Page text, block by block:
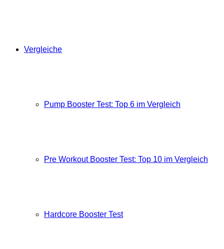
Vergleiche
Pump Booster Test: Top 6 im Vergleich
Pre Workout Booster Test: Top 10 im Vergleich
Hardcore Booster Test